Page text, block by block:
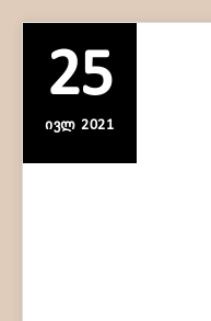
25
ᲘᲕᲚ 2021